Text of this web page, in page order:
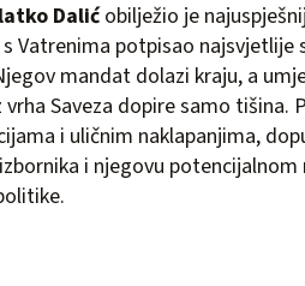
Dalićobilježio je
Vatrenima potpisao
mandat dolazi kraju, a
Saveza dopire samo tišina.
i uličnim naklapanjima,
i njegovu